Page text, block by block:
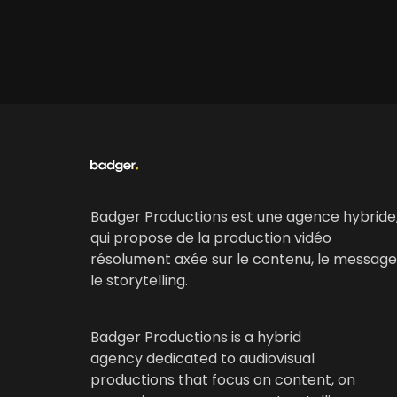
Badger Productions est une agence
qui propose de la production vidéo
résolument axée sur le contenu, le
le storytelling.
Badger Productions is a hybrid
agency dedicated to audiovisual
productions that focus on content, on